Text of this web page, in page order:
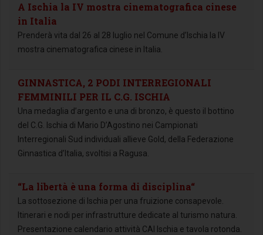
A Ischia la IV mostra cinematografica cinese
in Italia
Prenderà vita dal 26 al 28 luglio nel Comune d’Ischia la IV
mostra cinematografica cinese in Italia.
GINNASTICA, 2 PODI INTERREGIONALI
FEMMINILI PER IL C.G. ISCHIA
Una medaglia d’argento e una di bronzo, è questo il bottino
del C.G. Ischia di Mario D’Agostino nei Campionati
Interregionali Sud individuali allieve Gold, della Federazione
Ginnastica d’Italia, svoltisi a Ragusa.
“La libertà è una forma di disciplina“
La sottosezione di Ischia per una fruizione consapevole.
Itinerari e nodi per infrastrutture dedicate al turismo natura.
Presentazione calendario attività CAI Ischia e tavola rotonda.